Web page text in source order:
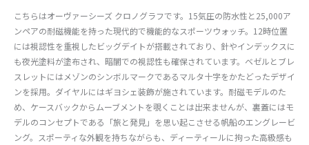
こちらはオーヴァーシーズ クロノグラフです。15気圧の防水性と25,000ア
ンペアの耐磁機能を持った現代的で機能的なスポーツウォッチ。12時位置
には視認性を重視したビッグデイトが搭載されており、針やインデックスに
も夜光塗料が塗布され、暗闇での視認性も確保されています。ベゼルとブレ
スレットにはメゾンのシンボルマークであるマルタ十字をかたどったデザイ
ンを採用。ダイヤルにはギヨシェ装飾が施されています。耐磁モデルのた
め、ケースバックからムーブメントを覗くことは出来ませんが、裏蓋にはモ
デルのコンセプトである「旅と発見」を思い起こさせる帆船のエングレービ
ング。スポーティな外観を持ちながらも、ディーティールに拘った高級感も